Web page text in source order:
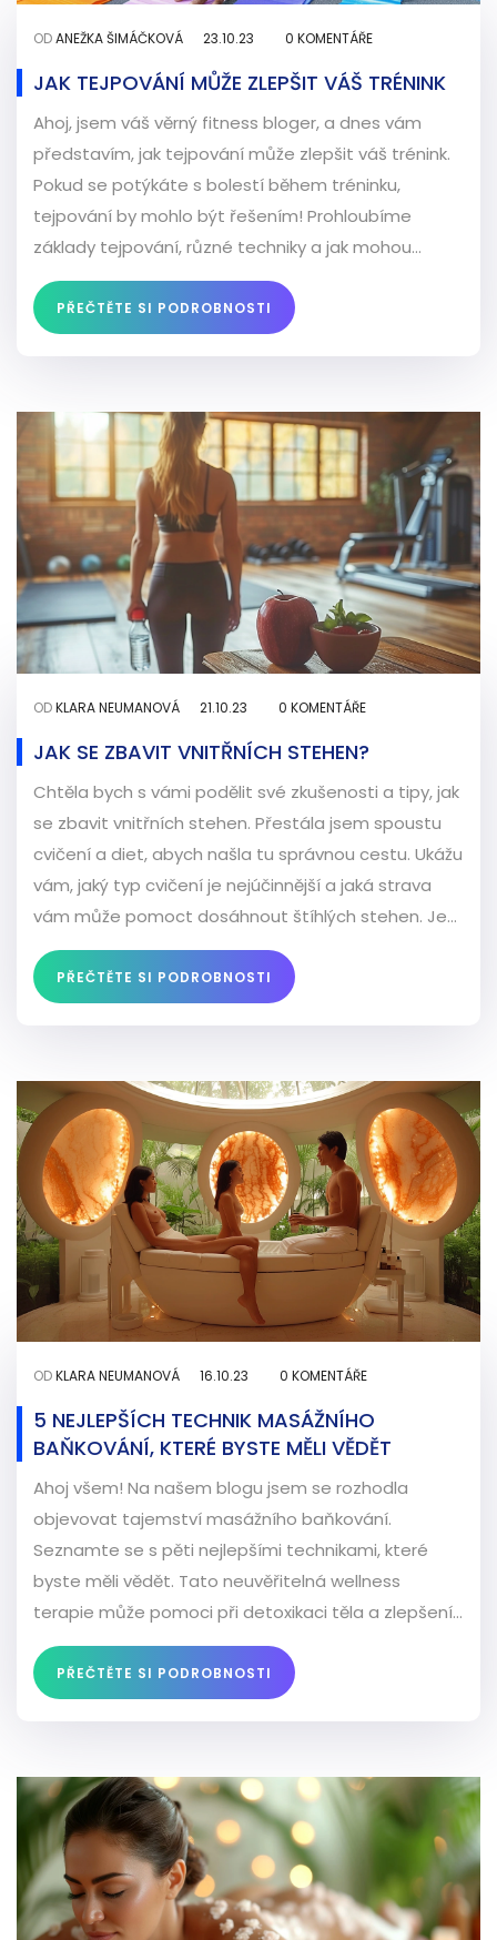
ODANEŽKA ŠIMÁČKOVÁ 23.10.23 0 KOMENTÁŘE
JAK TEJPOVÁNÍ MŮŽE ZLEPŠIT VÁŠ TRÉNINK
Ahoj, jsem váš věrný fitness bloger, a dnes vám
představím, jak tejpování může zlepšit váš trénink.
Pokud se potýkáte s bolestí během tréninku,
tejpování by mohlo být řešením! Prohloubíme
základy tejpování, různé techniky a jak mohou
pozitivně ovlivnit váš výkon. Díky tejpování se
budete cítit lépe a trénovat efektivněji. Dostaňte
se s námi na novou úroveň fitness!
PŘEČTĚTE SI PODROBNOSTI
ODKLARA NEUMANOVÁ 21.10.23 0 KOMENTÁŘE
JAK SE ZBAVIT VNITŘNÍCH STEHEN?
Chtěla bych s vámi podělit své zkušenosti a tipy, jak
se zbavit vnitřních stehen. Přestála jsem spoustu
cvičení a diet, abych našla tu správnou cestu. Ukážu
vám, jaký typ cvičení je nejúčinnější a jaká strava
vám může pomoct dosáhnout štíhlých stehen. Je
to cesta, kterou bych si přála znát dříve. Přijďte s
námi na toto vzrušující cestu za krásnými stehny!
PŘEČTĚTE SI PODROBNOSTI
ODKLARA NEUMANOVÁ 16.10.23 0 KOMENTÁŘE
5 NEJLEPŠÍCH TECHNIK MASÁŽNÍHO
BAŇKOVÁNÍ, KTERÉ BYSTE MĚLI VĚDĚT
Ahoj všem! Na našem blogu jsem se rozhodla
objevovat tajemství masážního baňkování.
Seznamte se s pěti nejlepšími technikami, které
byste měli vědět. Tato neuvěřitelná wellness
terapie může pomoci při detoxikaci těla a zlepšení
krevního oběhu. Nezapomeňte, že zvládnutí
správné techniky baňkování může mít úžasné
výsledky. Přijďte a objevte to!
PŘEČTĚTE SI PODROBNOSTI